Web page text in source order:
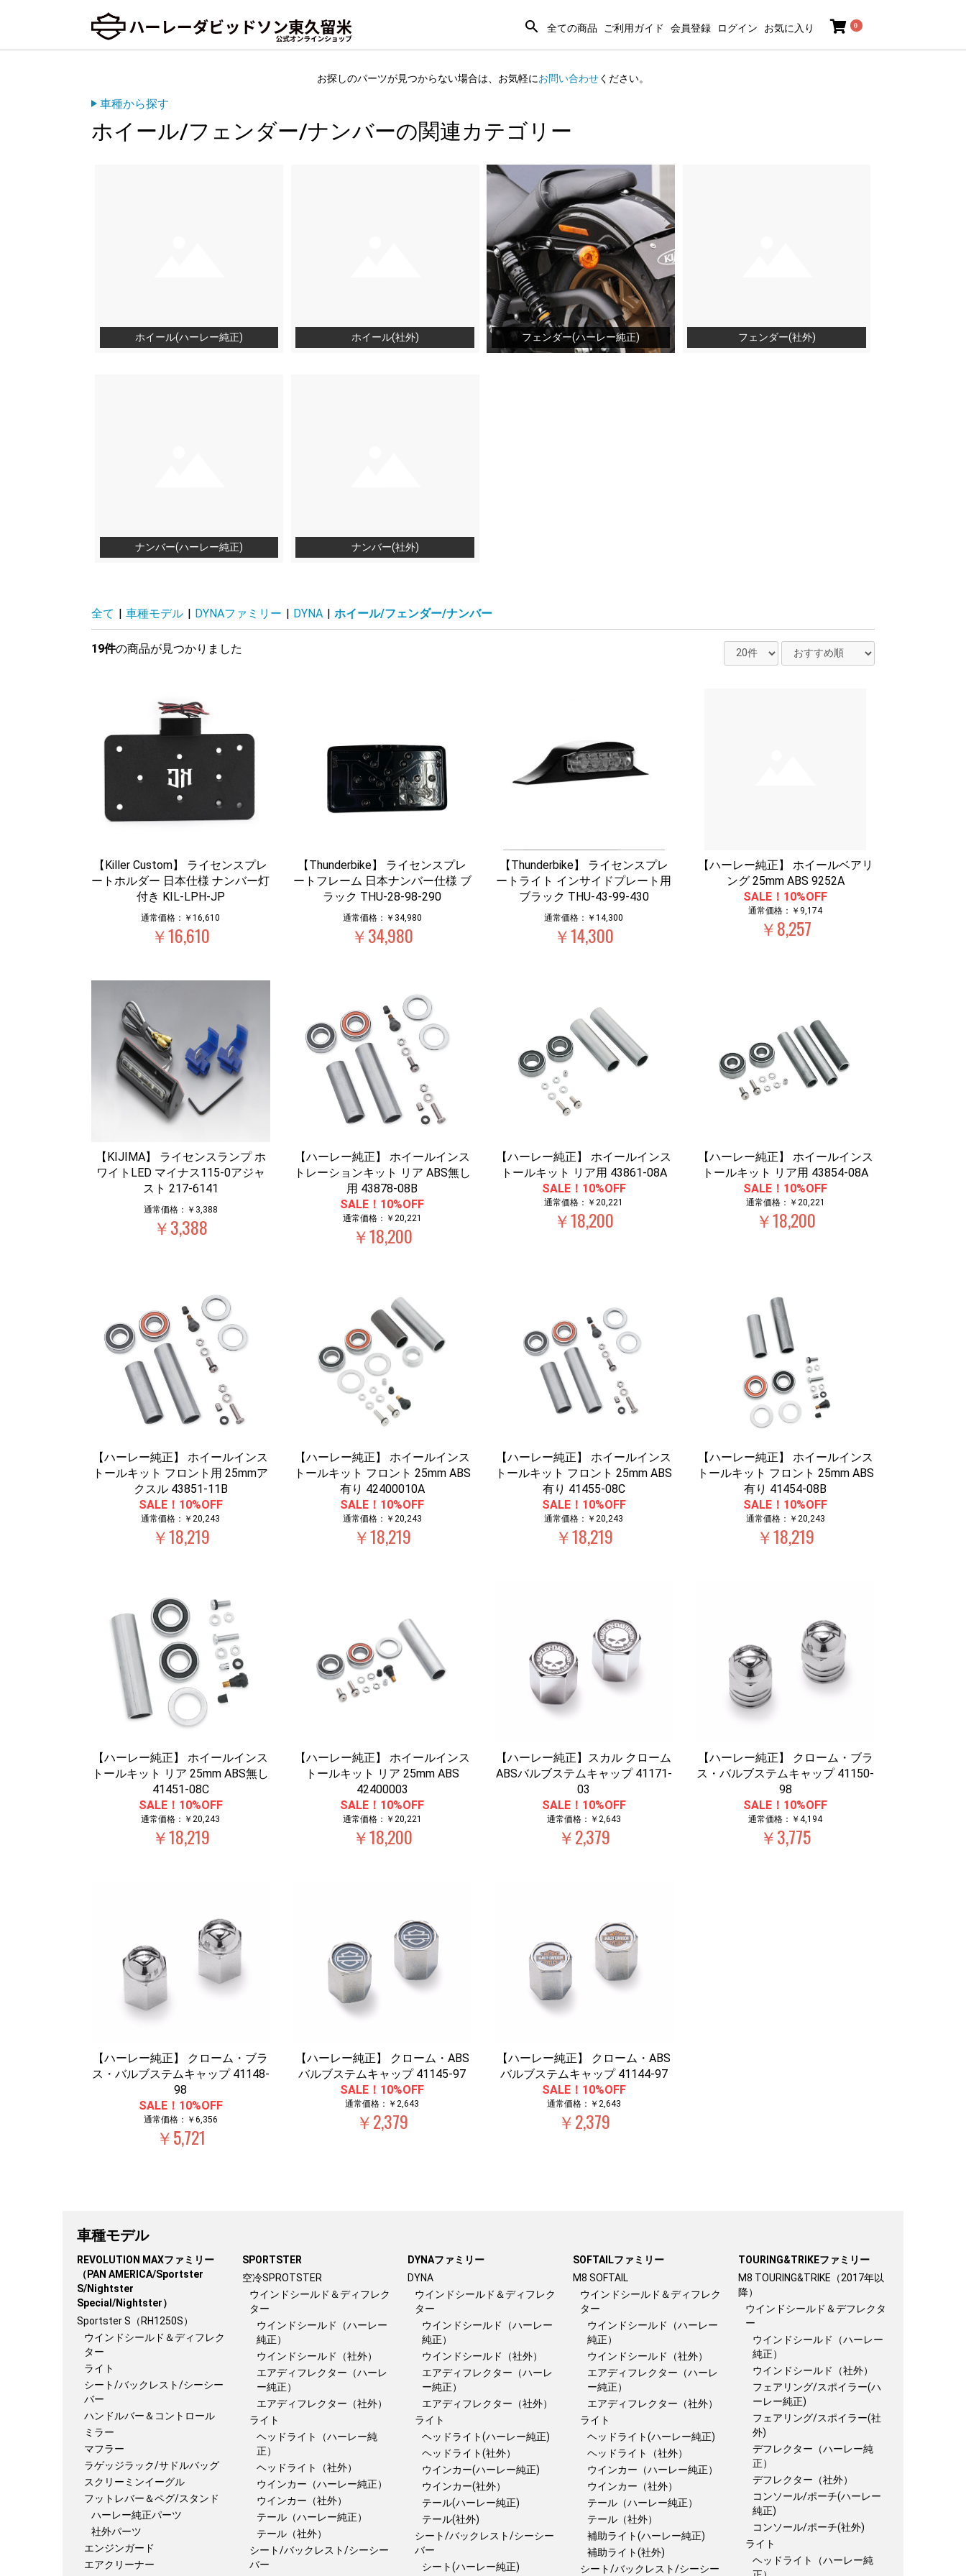
search 全ての商品 ご利用ガイド 会員登録 ログイン お気に入り 0
お探しのパーツが見つからない場合は、 お気軽にお問い合わせください。
車種から探す
ホイール/フェンダー/ナンバーの関連カテゴリー
ホイール(ハーレー純正) ホイール(社外) フェンダー(ハーレー純正) フェンダー(社外)
ナンバー(ハーレー純正) ナンバー(社外)
全て | 車種モデル | DYNAファミリー | DYNA | ホイール/フェンダー/ナンバー
19件の商品が見つかりました
【Killer Custom】 ライセンスプレ
ートホルダー 日本仕様 ナンバー灯
付き KIL-LPH-JP
通常価格：￥16,610
￥16,610
【Thunderbike】 ライセンスプレ
ートフレーム 日本ナンバー仕様 ブ
ラック THU-28-98-290
通常価格：￥34,980
￥34,980
【Thunderbike】 ライセンスプレ
ートライト インサイドプレート用
ブラック THU-43-99-430
通常価格：￥14,300
￥14,300
【ハーレー純正】 ホイールベアリ
ング 25mm ABS 9252A
SALE！10%OFF
通常価格：￥9,174
￥8,257
【KIJIMA】 ライセンスランプ ホ
ワイトLED マイナス115-0アジャ
スト 217-6141
通常価格：￥3,388
￥3,388
【ハーレー純正】 ホイールインス
トレーションキット リア ABS無し
用 43878-08B
SALE！10%OFF
通常価格：￥20,221
￥18,200
【ハーレー純正】 ホイールインス
トールキット リア用 43861-08A
SALE！10%OFF
通常価格：￥20,221
￥18,200
【ハーレー純正】 ホイールインス
トールキット リア用 43854-08A
SALE！10%OFF
通常価格：￥20,221
￥18,200
【ハーレー純正】 ホイールインス
トールキット フロント用 25mmア
クスル 43851-11B
SALE！10%OFF
通常価格：￥20,243
￥18,219
【ハーレー純正】 ホイールインス
トールキット フロント 25mm ABS
有り 42400010A
SALE！10%OFF
通常価格：￥20,243
￥18,219
【ハーレー純正】 ホイールインス
トールキット フロント 25mm ABS
有り 41455-08C
SALE！10%OFF
通常価格：￥20,243
￥18,219
【ハーレー純正】 ホイールインス
トールキット フロント 25mm ABS
有り 41454-08B
SALE！10%OFF
通常価格：￥20,243
￥18,219
【ハーレー純正】 ホイールインス
トールキット リア 25mm ABS無し
41451-08C
SALE！10%OFF
通常価格：￥20,243
￥18,219
【ハーレー純正】 ホイールインス
トールキット リア 25mm ABS
42400003
SALE！10%OFF
通常価格：￥20,221
￥18,200
【ハーレー純正】スカル クローム
ABSバルブステムキャップ 41171-
03
SALE！10%OFF
通常価格：￥2,643
￥2,379
【ハーレー純正】 クローム・ブラ
ス・バルブステムキャップ 41150-
98
SALE！10%OFF
通常価格：￥4,194
￥3,775
【ハーレー純正】 クローム・ブラ
ス・バルブステムキャップ 41148-
98
SALE！10%OFF
通常価格：￥6,356
￥5,721
【ハーレー純正】 クローム・ABS
バルブステムキャップ 41145-97
SALE！10%OFF
通常価格：￥2,643
￥2,379
【ハーレー純正】 クローム・ABS
バルブステムキャップ 41144-97
SALE！10%OFF
通常価格：￥2,643
￥2,379
車種モデル
REVOLUTION MAXファミリー
（PAN AMERICA/Sportster
S/Nightster
Special/Nightster）
Sportster S（RH1250S）
ウインドシールド＆ディフレク
ター
ライト
シート/バックレスト/シーシー
バー
ハンドルバー＆コントロール
ミラー
マフラー
ラゲッジラック/サドルバッグ
スクリーミンイーグル
フットレバー＆ペグ/スタンド
ハーレー純正パーツ
社外パーツ
エンジンガード
エアクリーナー
SPORTSTER
空冷SPROTSTER
ウインドシールド＆ディフレク
ター
ウインドシールド（ハーレー
純正）
ウインドシールド（社外）
エアディフレクター（ハーレ
ー純正）
エアディフレクター（社外）
ライト
ヘッドライト（ハーレー純
正）
ヘッドライト（社外）
ウインカー（ハーレー純正）
ウインカー（社外）
テール（ハーレー純正）
テール（社外）
シート/バックレスト/シーシー
バー
DYNAファミリー
DYNA
ウインドシールド＆ディフレク
ター
ウインドシールド（ハーレー
純正）
ウインドシールド（社外）
エアディフレクター（ハーレ
ー純正）
エアディフレクター（社外）
ライト
ヘッドライト(ハーレー純正)
ヘッドライト(社外）
ウインカー(ハーレー純正)
ウインカー(社外）
テール(ハーレー純正)
テール(社外)
シート/バックレスト/シーシー
バー
シート(ハーレー純正)
SOFTAILファミリー
M8 SOFTAIL
ウインドシールド＆ディフレク
ター
ウインドシールド（ハーレー
純正）
ウインドシールド（社外）
エアディフレクター（ハーレ
ー純正）
エアディフレクター（社外）
ライト
ヘッドライト(ハーレー純正)
ヘッドライト（社外）
ウインカー（ハーレー純正）
ウインカー（社外）
テール（ハーレー純正）
テール（社外）
補助ライト(ハーレー純正)
補助ライト(社外)
シート/バックレスト/シーシー
TOURING&TRIKEファミリー
M8 TOURING&TRIKE（2017年以
降）
ウインドシールド＆デフレクタ
ー
ウインドシールド（ハーレー
純正）
ウインドシールド（社外）
フェアリング/スポイラー(ハ
ーレー純正)
フェアリング/スポイラー(社
外)
デフレクター（ハーレー純
正）
デフレクター（社外）
コンソール/ポーチ(ハーレー
純正)
コンソール/ポーチ(社外)
ライト
ヘッドライト（ハーレー純